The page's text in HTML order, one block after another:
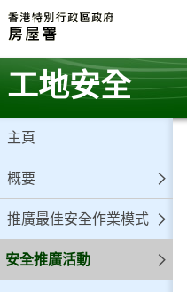
工地安全
主頁
概要
推廣最佳安全作業模式
安全推廣活動